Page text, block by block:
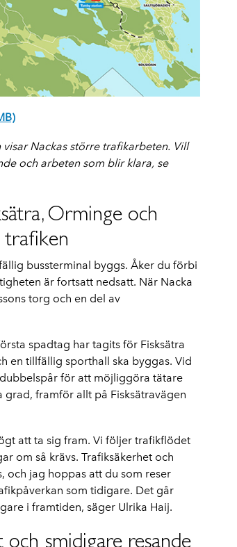
visar Nackas större trafikarbeten. Vill
och arbeten som blir klara, se
Orminge och
trafiken
bussterminal byggs. Åker du förbi
är fortsatt nedsatt. När Nacka
torg och en del av
spadtag har tagits för Fisksätra
en tillfällig sporthall ska byggas. Vid
för att möjliggöra tätare
framför allt på Fisksätravägen
att ta sig fram. Vi följer trafikflödet
om så krävs. Trafiksäkerhet och
jag hoppas att du som reser
som tidigare. Det går
i framtiden, säger Ulrika Haij.
smidigare resande